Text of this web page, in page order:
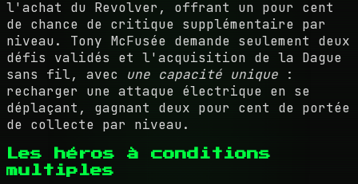
l'achat du Revolver, offrant un pour cent
de chance de critique supplémentaire par
niveau. Tony McFusée demande seulement deux
défis validés et l'acquisition de la Dague
sans fil, avec une capacité unique :
recharger une attaque électrique en se
déplaçant, gagnant deux pour cent de portée
de collecte par niveau.
Les héros à conditions
multiples